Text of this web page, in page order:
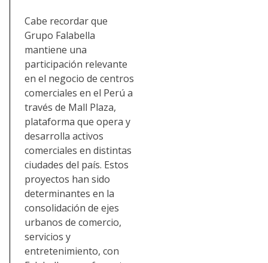
Cabe recordar que
Grupo Falabella
mantiene una
participación relevante
en el negocio de centros
comerciales en el Perú a
través de Mall Plaza,
plataforma que opera y
desarrolla activos
comerciales en distintas
ciudades del país. Estos
proyectos han sido
determinantes en la
consolidación de ejes
urbanos de comercio,
servicios y
entretenimiento, con